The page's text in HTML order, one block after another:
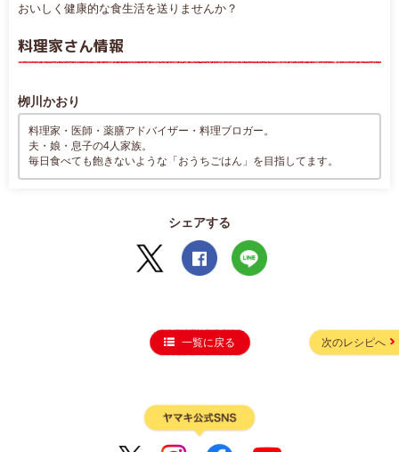
おいしく健康的な食生活を送りませんか？
料理家さん情報
栁川かおり
料理家・医師・薬膳アドバイザー・料理ブロガー。
夫・娘・息子の4人家族。
毎日食べても飽きないような「おうちごはん」を目指してます。
シェアする
一覧に戻る 次のレシピへ